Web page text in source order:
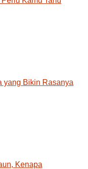
yang Bikin Rasanya
Kenapa